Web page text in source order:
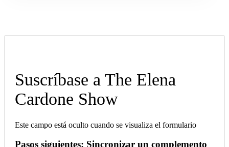
Suscríbase a The Elena
Cardone Show
Este campo está oculto cuando se visualiza el formulario
Pasos siguientes: Sincronizar un complemento